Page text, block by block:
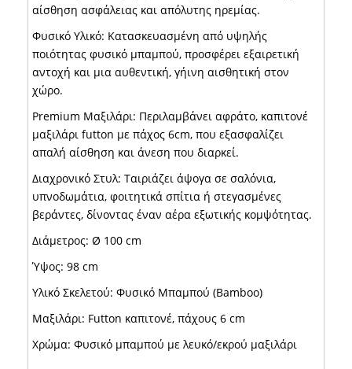
αίσθηση ασφάλειας και απόλυτης ηρεμίας.
Φυσικό Υλικό: Κατασκευασμένη από υψηλής
ποιότητας φυσικό μπαμπού, προσφέρει εξαιρετική
αντοχή και μια αυθεντική, γήινη αισθητική στον
χώρο.
Premium Μαξιλάρι: Περιλαμβάνει αφράτο, καπιτονέ
μαξιλάρι futton με πάχος 6cm, που εξασφαλίζει
απαλή αίσθηση και άνεση που διαρκεί.
Διαχρονικό Στυλ: Ταιριάζει άψογα σε σαλόνια,
υπνοδωμάτια, φοιτητικά σπίτια ή στεγασμένες
βεράντες, δίνοντας έναν αέρα εξωτικής κομψότητας.
Διάμετρος: Ø 100 cm
Ύψος: 98 cm
Υλικό Σκελετού: Φυσικό Μπαμπού (Bamboo)
Μαξιλάρι: Futton καπιτονέ, πάχους 6 cm
Χρώμα: Φυσικό μπαμπού με λευκό/εκρού μαξιλάρι